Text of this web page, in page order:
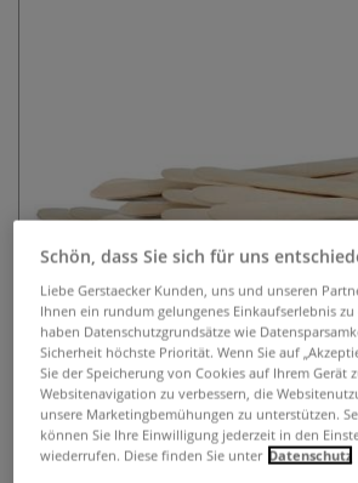
Schön, dass Sie sich für uns
Liebe Gerstaecker Kunden, uns und unseren
Ihnen ein rundum gelungenes Einkaufserlebnis
haben Datenschutzgrundsätze wie
Sicherheit höchste Priorität. Wenn Sie auf
Sie der Speicherung von Cookies auf Ihrem Gerät
Websitenavigation zu verbessern, die
unsere Marketingbemühungen zu unterstützen.
können Sie Ihre Einwilligung jederzeit in den
wiederrufen. Diese finden Sie unter Datenschutz